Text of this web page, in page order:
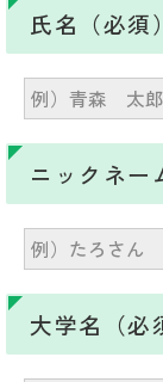
氏名（必須）
ニックネー
大学名（必